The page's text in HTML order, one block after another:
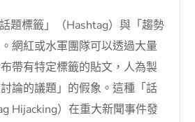
題標籤」（Hashtag）與「趨勢
網紅或水軍團隊可以透過大量
帶有特定標籤的貼文，人為製
論的議題」的假象。這種「話
Hijacking）在重大新聞事件發